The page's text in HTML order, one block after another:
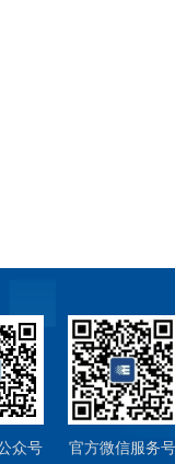
众号
官方微信服务号